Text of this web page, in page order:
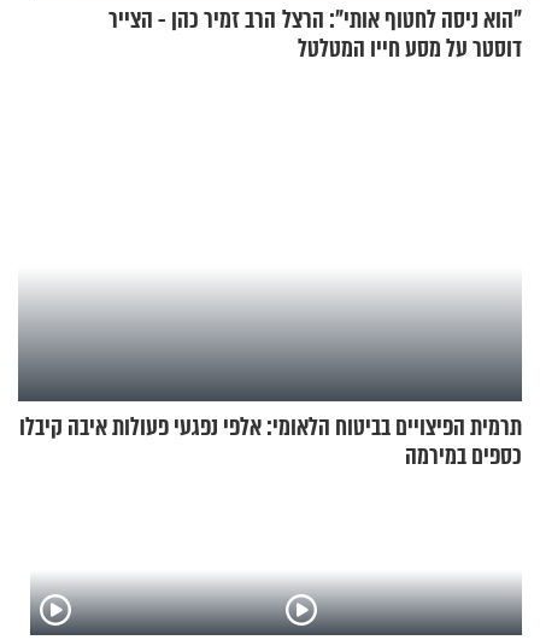
"הוא ניסה לחטוף אותי": הרצל
דוסטר על מסע חייו המטלטל
הרב זמיר כהן - הצייר
תרמית הפיצויים בביטוח הלאומי: אלפי נפגעי פעולות איבה קיבלו
כספים במירמה